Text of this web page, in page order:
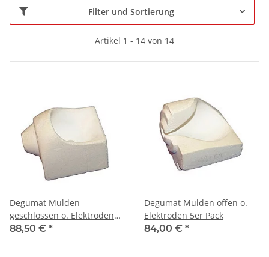
Filter und Sortierung
Artikel 1 - 14 von 14
Degumat Mulden
geschlossen o. Elektroden
5er Pack
88,50 € *
Degumat Mulden offen o.
Elektroden 5er Pack
84,00 € *